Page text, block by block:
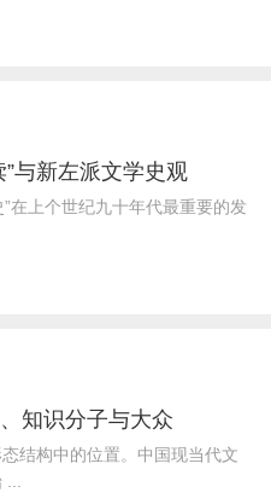
与新左派文学史观
在上个世纪九十年代最重要的发
知识分子与大众
结构中的位置。中国现当代文